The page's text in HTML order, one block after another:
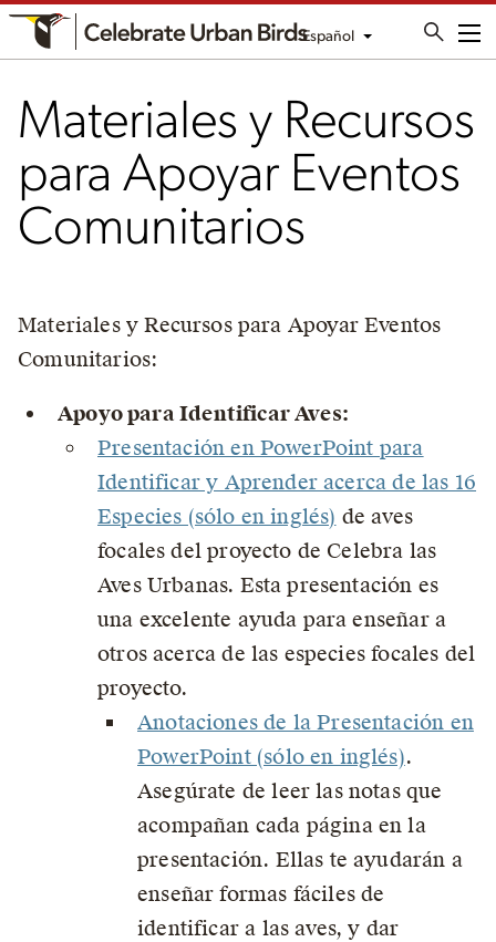
Español
Materiales y Recursos
para Apoyar Eventos
Comunitarios
Materiales y Recursos para Apoyar Eventos
Comunitarios:
Apoyo para Identificar Aves:
Presentación en PowerPoint para
Identificar y Aprender acerca de las 16
Especies (sólo en inglés) de aves
focales del proyecto de Celebra las
Aves Urbanas. Esta presentación es
una excelente ayuda para enseñar a
otros acerca de las especies focales del
proyecto.
Anotaciones de la Presentación en
PowerPoint (sólo en inglés).
Asegúrate de leer las notas que
acompañan cada página en la
presentación. Ellas te ayudarán a
enseñar formas fáciles de
identificar a las aves, y dar